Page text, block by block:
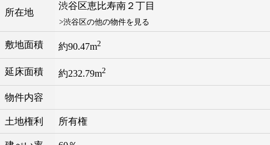
所在地
渋谷区恵比寿南 ２丁目
>渋谷区の他の物件を見る
敷地面積 約90.47m2
延床面積 約232.79m2
物件内容
土地権利 所有権